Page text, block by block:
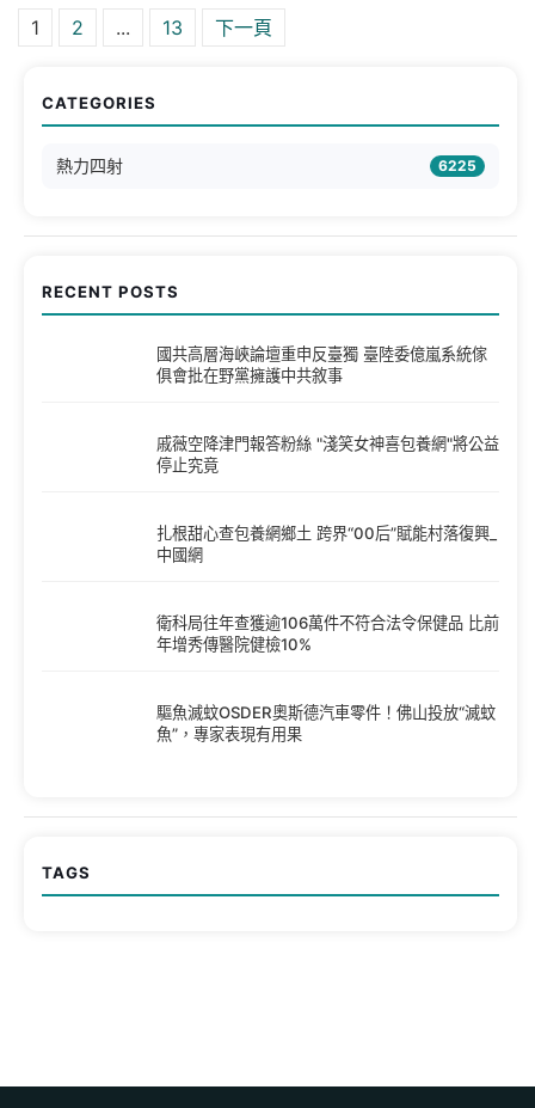
文章分頁
1 2 ... 13 下一頁
CATEGORIES
熱力四射 6225
RECENT POSTS
國共高層海峽論壇重申反臺獨 臺陸委億嵐系統傢
俱會批在野黨擁護中共敘事
戚薇空降津門報答粉絲 "淺笑女神喜包養網"將公益
停止究竟
扎根甜心查包養網鄉土 跨界“00后”賦能村落復興_
中國網
衛科局往年查獲逾106萬件不符合法令保健品 比前
年增秀傳醫院健檢10%
驅魚滅蚊OSDER奧斯德汽車零件！佛山投放“滅蚊
魚”，專家表現有用果
TAGS